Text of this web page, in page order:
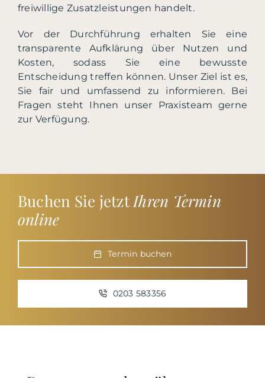
freiwillige Zusatzleistungen handelt.
Vor der Durchführung erhalten Sie eine
transparente Aufklärung über Nutzen und
Kosten, sodass Sie eine bewusste
Entscheidung treffen können. Unser Ziel ist es,
Sie fair und umfassend zu informieren. Bei
Fragen steht Ihnen unser Praxisteam gerne
zur Verfügung.
Buchen Sie jetztIhren Termin
online
Termin buchen
0203 583356